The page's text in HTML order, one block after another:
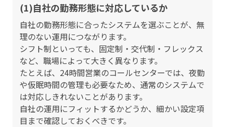
(1)自社の勤務形態に対応しているか
自社の勤務形態に合ったシステムを選ぶことが、無
理のない運用につながります。
シフト制といっても、固定制・交代制・フレックス
など、職場によって大きく異なります。
たとえば、24時間営業のコールセンターでは、夜勤
や仮眠時間の管理も必要なため、通常のシステムで
は対応しきれないことがあります。
自社の運用にフィットするかどうか、細かい設定項
目まで確認しておくべきです。